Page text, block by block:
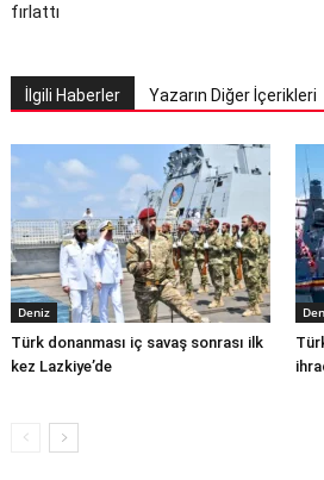
fırlattı
İlgili Haberler Yazarın Diğer İçerikleri
Deniz
Türk donanması iç savaş sonrası ilk
kez Lazkiye’de